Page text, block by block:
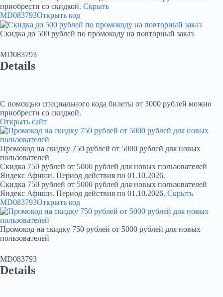
приобрести со скидкой. Скрыть
MD083793Открыть код
Скидка до 500 рублей по промокоду на повторный заказ
MD083793
Details
С помощью специального кода билеты от 3000 рублей можно
приобрести со скидкой.
Открыть сайт
Промокод на скидку 750 рублей от 5000 рублей для новых
пользователей
Скидка 750 рублей от 5000 рублей для новых пользователей
Яндекс Афиши. Период действия по 01.10.2026.
Скидка 750 рублей от 5000 рублей для новых пользователей
Яндекс Афиши. Период действия по 01.10.2026. Скрыть
MD083793Открыть код
Промокод на скидку 750 рублей от 5000 рублей для новых
пользователей
MD083793
Details